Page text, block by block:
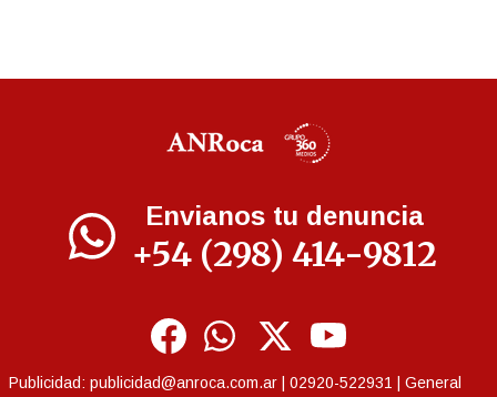
Envianos tu denuncia
+54 (298) 414-9812
Publicidad: publicidad@anroca.com.ar | 02920-522931 | General